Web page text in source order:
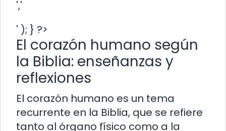
','
' ); } ?>
El corazón humano según
la Biblia: enseñanzas y
reflexiones
El corazón humano es un tema
recurrente en la Biblia, que se refiere
tanto al órgano físico como a la